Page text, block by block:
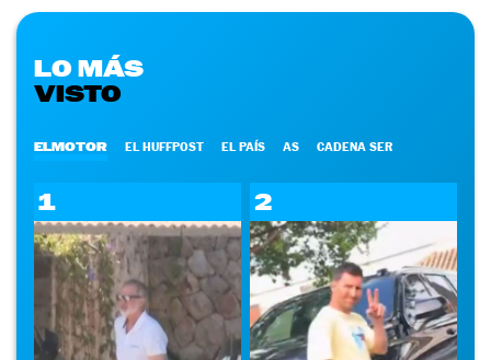
LO MÁS
VISTO
ELMOTOR EL HUFFPOST EL PAÍS AS CADENA SER
1 2